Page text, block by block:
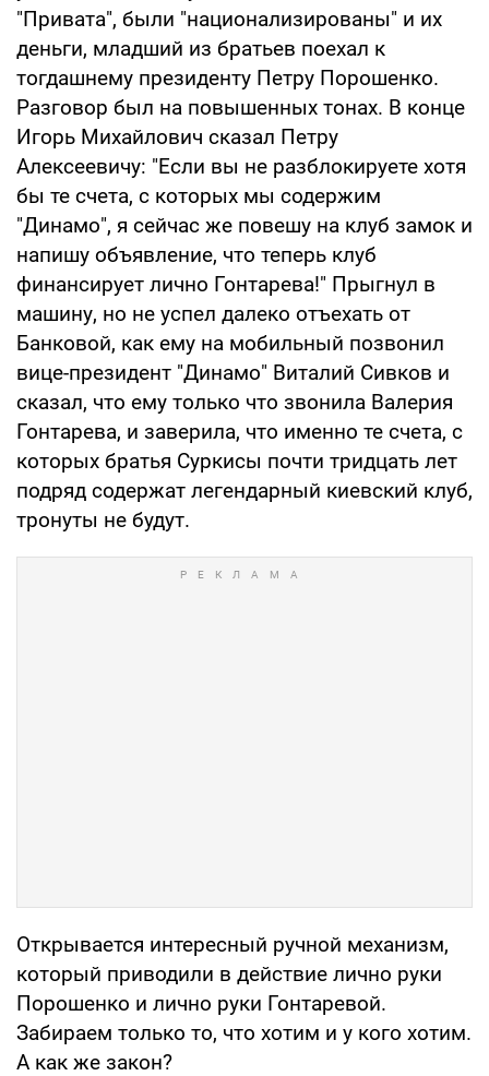
"Привата", были "национализированы" и их
деньги, младший из братьев поехал к
тогдашнему президенту Петру Порошенко.
Разговор был на повышенных тонах. В конце
Игорь Михайлович сказал Петру
Алексеевичу: "Если вы не разблокируете хотя
бы те счета, с которых мы содержим
"Динамо", я сейчас же повешу на клуб замок и
напишу объявление, что теперь клуб
финансирует лично Гонтарева!" Прыгнул в
машину, но не успел далеко отъехать от
Банковой, как ему на мобильный позвонил
вице-президент "Динамо" Виталий Сивков и
сказал, что ему только что звонила Валерия
Гонтарева, и заверила, что именно те счета, с
которых братья Суркисы почти тридцать лет
подряд содержат легендарный киевский клуб,
тронуты не будут.
Открывается интересный ручной механизм,
который приводили в действие лично руки
Порошенко и лично руки Гонтаревой.
Забираем только то, что хотим и у кого хотим.
А как же закон?